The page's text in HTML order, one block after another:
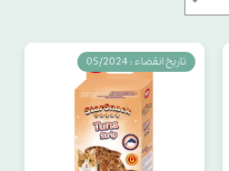
تاریخ انقضاء : 05/2024